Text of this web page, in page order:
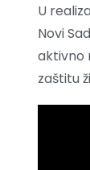
U
Novi
aktivno
zaštitu